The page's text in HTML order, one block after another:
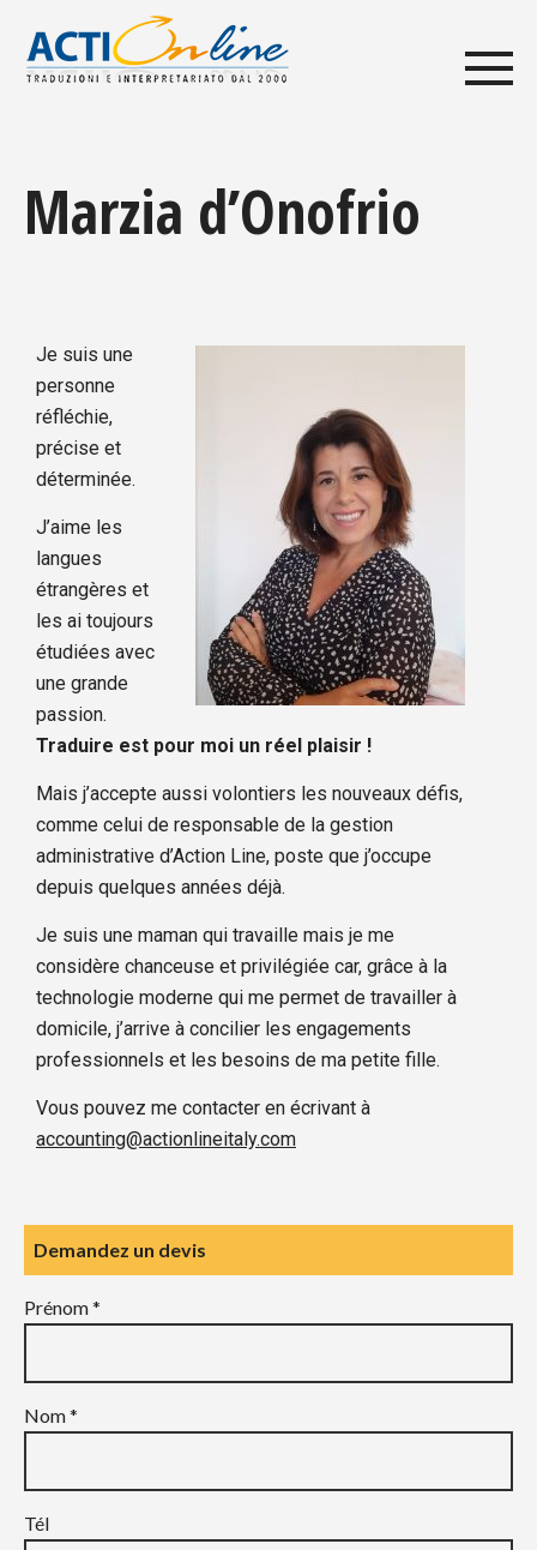
Marzia d’Onofrio
Je suis une
personne
réfléchie,
précise et
déterminée.
J’aime les
langues
étrangères et
les ai toujours
étudiées avec
une grande
passion.
Traduire est pour moi un réel plaisir !
Mais j’accepte aussi volontiers les nouveaux défis,
comme celui de responsable de la gestion
administrative d’Action Line, poste que j’occupe
depuis quelques années déjà.
Je suis une maman qui travaille mais je me
considère chanceuse et privilégiée car, grâce à la
technologie moderne qui me permet de travailler à
domicile, j’arrive à concilier les engagements
professionnels et les besoins de ma petite fille.
Vous pouvez me contacter en écrivant à
accounting@actionlineitaly.com
Demandez un devis
Prénom *
Nom *
Tél